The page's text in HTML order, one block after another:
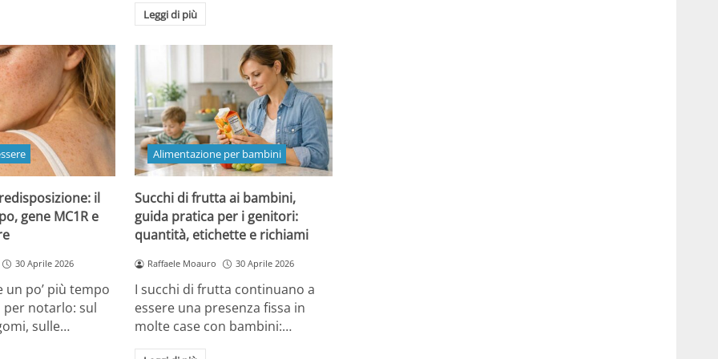
Leggi di più
il
gene MC1R e
30 Aprile 2026
un po’ più tempo
per notarlo: sul
sulle…
Alimentazione per bambini
Succhi di frutta ai bambini,
guida pratica per i genitori:
quantità, etichette e richiami
Raffaele Moauro 30 Aprile 2026
I succhi di frutta continuano a
essere una presenza fissa in
molte case con bambini:…